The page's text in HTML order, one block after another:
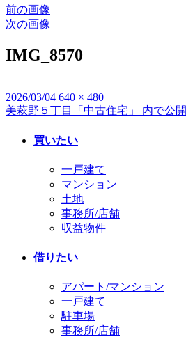
前の画像
次の画像
IMG_8570
投
稿
2026/03/04 フ
ル
イ
640 × 480
投
美萩野５丁目「中古住宅」 内で公開
買いたい
一戸建て
マンション
土地
事務所/店舗
収益物件
借りたい
アパート/マンション
一戸建て
駐車場
事務所/店舗